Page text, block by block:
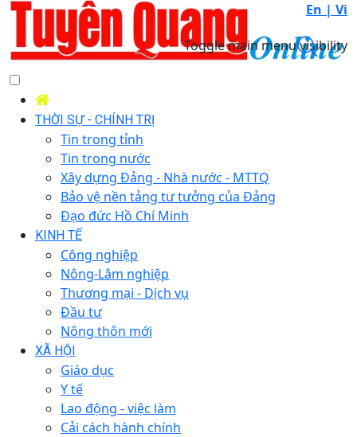
En | Vi
Toggle main menu visibility
THỜI SỰ - CHÍNH TRỊ
Tin trong tỉnh
Tin trong nước
Xây dựng Đảng - Nhà nước - MTTQ
Bảo vệ nền tảng tư tưởng của Đảng
Đạo đức Hồ Chí Minh
KINH TẾ
Công nghiệp
Nông-Lâm nghiệp
Thương mại - Dịch vụ
Đầu tư
Nông thôn mới
XÃ HỘI
Giáo dục
Y tế
Lao động - việc làm
Cải cách hành chính